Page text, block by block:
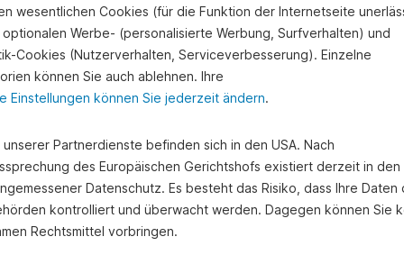
möchten.
.“
wesentlichen Cookies (für die Funktion der Internetseite
Werbe- (personalisierte Werbung, Surfverhalten) und
Cookies (Nutzerverhalten, Serviceverbesserung). Einzelne
können Sie auch ablehnen. Ihre
Einstellungen können Sie jederzeit ändern.
unserer Partnerdienste befinden sich in den USA. Nach
des Europäischen Gerichtshofs existiert derzeit in den
Datenschutz. Es besteht das Risiko, dass Ihre Daten
kontrolliert und überwacht werden. Dagegen können Sie
Rechtsmittel vorbringen.